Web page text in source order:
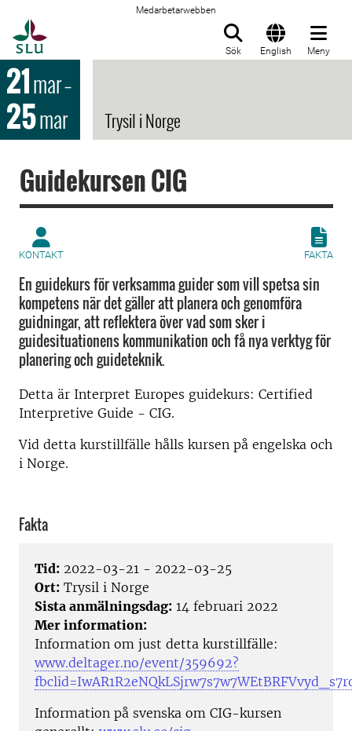
Medarbetarwebben
Sök English Meny
21mar–
25mar Trysil i Norge
Guidekursen CIG
KONTAKT FAKTA
En guidekurs för verksamma guider som vill spetsa sin
kompetens när det gäller att planera och genomföra
guidningar, att reflektera över vad som sker i
guidesituationens kommunikation och få nya verktyg för
planering och guideteknik.
Detta är Interpret Europes guidekurs: Certified
Interpretive Guide - CIG.
Vid detta kurstillfälle hålls kursen på engelska och
i Norge.
Fakta
Tid: 2022-03-21 - 2022-03-25
Ort: Trysil i Norge
Sista anmälningsdag: 14 februari 2022
Mer information:
Information om just detta kurstillfälle:
www.deltager.no/event/359692?
Information på svenska om CIG-kursen